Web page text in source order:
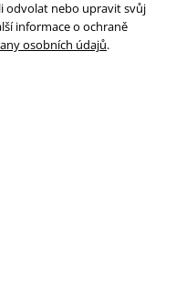
odvolat nebo upravit svůj
informace o ochraně
osobních údajů.